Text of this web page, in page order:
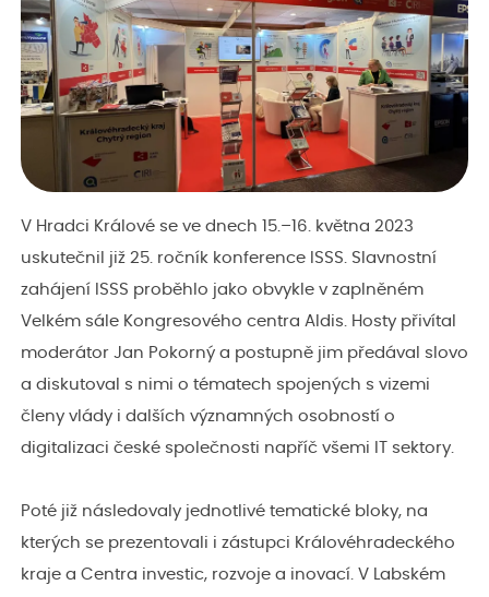
V Hradci Králové se ve dnech 15.–⁠16. května 2023
uskutečnil již 25. ročník konference ISSS. Slavnostní
zahájení ISSS proběhlo jako obvykle v zaplněném
Velkém sále Kongresového centra Aldis. Hosty přivítal
moderátor Jan Pokorný a postupně jim předával slovo
a diskutoval s nimi o tématech spojených s vizemi
členy vlády i dalších významných osobností o
digitalizaci české společnosti napříč všemi IT sektory.
Poté již následovaly jednotlivé tematické bloky, na
kterých se prezentovali i zástupci Královéhradeckého
kraje a Centra investic, rozvoje a inovací. V Labském